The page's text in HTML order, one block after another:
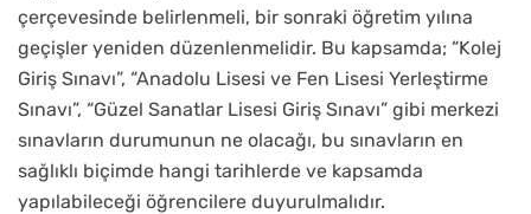
çerçevesinde belirlenmeli, bir sonraki öğretim yılına
geçişler yeniden düzenlenmelidir. Bu kapsamda; “Kolej
Giriş Sınavı”, “Anadolu Lisesi ve Fen Lisesi Yerleştirme
Sınavı”, “Güzel Sanatlar Lisesi Giriş Sınavı” gibi merkezi
sınavların durumunun ne olacağı, bu sınavların en
sağlıklı biçimde hangi tarihlerde ve kapsamda
yapılabileceği öğrencilere duyurulmalıdır.